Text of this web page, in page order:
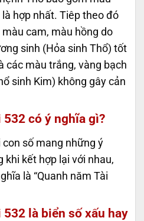
hợp nhất. Tiêp theo đó
cam, màu hồng do
sinh (Hỏa sinh Thổ) tốt
các màu trắng, vàng bạch
sinh Kim) không gây cản
có ý nghĩa gì?
số mang những ý
khi kết hợp lại với nhau,
là “Quanh năm Tài
là biển số xấu hay